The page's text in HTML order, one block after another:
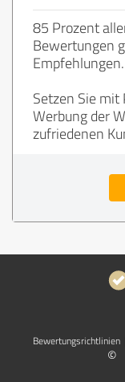
85 Prozent
Bewertungen
Empfehlungen.
Setzen Sie mit
Werbung der
zufriedenen
Bewertungs­richtlinien
©